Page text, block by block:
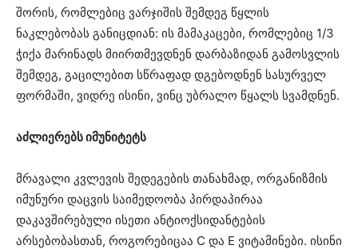
შორის, რომლებიც ვარჯიშის შემდეგ წყლის
ნაკლებობას განიცდიან: ის მამაკაცები, რომლებიც 1/3
ჭიქა მარინადს მიირთმევდნენ დარბაზიდან გამოსვლის
შემდეგ, გაცილებით სწრაფად დგებოდნენ სასურველ
ფორმაში, ვიდრე ისინი, ვინც უბრალო წყალს სვამდნენ.
აძლიერებს იმუნიტეტს
მრავალი კვლევის შედეგების თანახმად, ორგანიზმის
იმუნური დაცვის საიმედოობა პირდაპირაა
დაკავშირებული ისეთი ანტიოქსიდანტების
არსებობასთან, როგორებიცაა C და E ვიტამინები. ისინი